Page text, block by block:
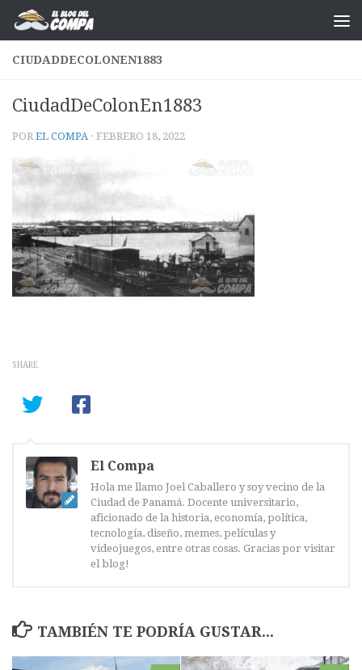
Saltar al contenido
CIUDADDECOLONEN1883
CiudadDeColonEn1883
POR EL COMPA · FEBRERO 18, 2022
SHARE
El Compa
Hola me llamo Joel Caballero y soy vecino de la
Ciudad de Panamá. Docente universitario,
aficionado de la historia, economía, política,
tecnología, diseño, memes, películas y
videojuegos, entre otras cosas. Gracias por visitar
el blog!
TAMBIÉN TE PODRÍA GUSTAR...